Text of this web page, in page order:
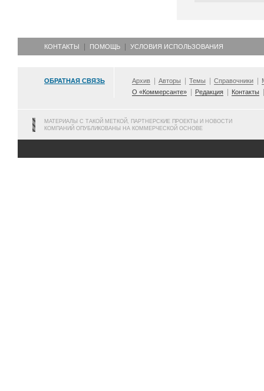
КОНТАКТЫ ПОМОЩЬ УСЛОВИЯ ИСПОЛЬЗОВАНИЯ
ОБРАТНАЯ СВЯЗЬ Архив Авторы Темы Справочники
О «Коммерсанте»
Редакция Контакты
МАТЕРИАЛЫ С ТАКОЙ МЕТКОЙ, ПАРТНЕРСКИЕ ПРОЕКТЫ И НОВОСТИ
КОМПАНИЙ ОПУБЛИКОВАНЫ НА КОММЕРЧЕСКОЙ ОСНОВЕ